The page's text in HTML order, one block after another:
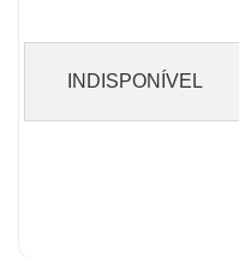
INDISPONÍVEL